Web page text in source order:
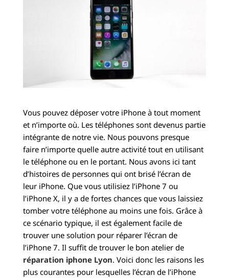
Vous pouvez déposer votre iPhone à tout moment
et n’importe où. Les téléphones sont devenus partie
intégrante de notre vie. Nous pouvons presque
faire n’importe quelle autre activité tout en utilisant
le téléphone ou en le portant. Nous avons ici tant
d’histoires de personnes qui ont brisé l’écran de
leur iPhone. Que vous utilisiez l’iPhone 7 ou
l’iPhone X, il y a de fortes chances que vous laissiez
tomber votre téléphone au moins une fois. Grâce à
ce scénario typique, il est également facile de
trouver une solution pour réparer l’écran de
l’iPhone 7. Il suffit de trouver le bon atelier de
réparation iphone Lyon. Voici donc les raisons les
plus courantes pour lesquelles l’écran de l’iPhone